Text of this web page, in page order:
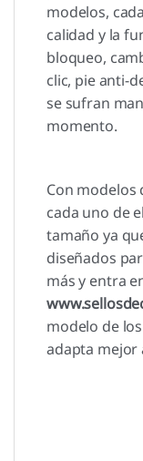
modelos,
calidad y la
bloqueo,
clic, pie anti-
se sufran
momento.
Con modelos
cada uno de
tamaño ya
diseñados
más y entra
modelo de
adapta mejor